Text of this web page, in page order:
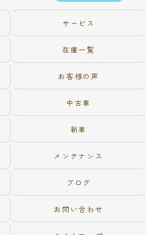
サービス
在庫一覧
お客様の声
中古車
新車
メンテナンス
ブログ
お問い合わせ